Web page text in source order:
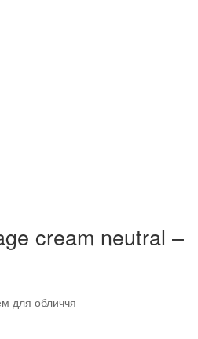
cream neutral –
для обличчя